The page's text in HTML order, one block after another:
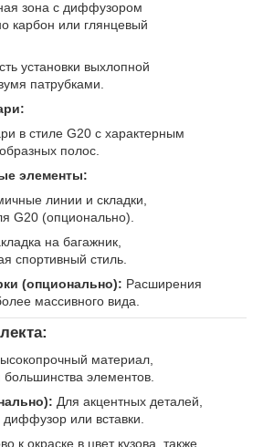
зона с диффузором
карбон или глянцевый
установки выхлопной
патрубками.
в стиле G20 с характерным
полос.
элементы:
линии и складки,
G20 (опционально).
на багажник,
спортивный стиль.
(опционально): Расширения
массивного вида.
материал,
элементов.
Для акцентных деталей,
диффузор или вставки.
к окраске в цвет кузова, также